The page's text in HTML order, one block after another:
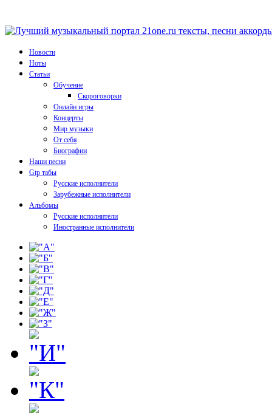
Новости
Ноты
Статьи
Обучение
Скороговорки
Онлайн игры
Концерты
Мир музыки
От себя
Биографии
Наши песни
Gtp табы
Русские исполнители
Зарубежные исполнители
Альбомы
Русские исполнители
Иностранные исполнители